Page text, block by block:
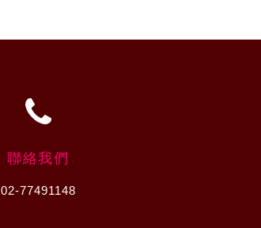
聯絡我們
02-77491148